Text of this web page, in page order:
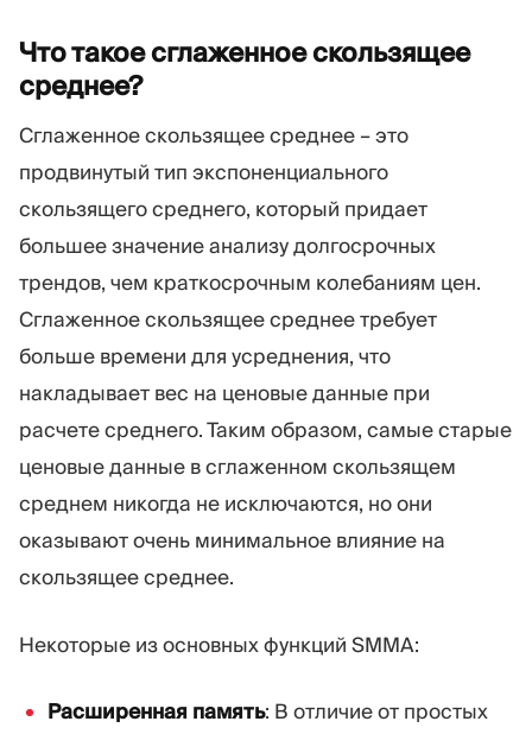
Что такое сглаженное скользящее
среднее?
Сглаженное скользящее среднее – это
продвинутый тип экспоненциального
скользящего среднего, который придает
большее значение анализу долгосрочных
трендов, чем краткосрочным колебаниям цен.
Сглаженное скользящее среднее требует
больше времени для усреднения, что
накладывает вес на ценовые данные при
расчете среднего. Таким образом, самые старые
ценовые данные в сглаженном скользящем
среднем никогда не исключаются, но они
оказывают очень минимальное влияние на
скользящее среднее.
Некоторые из основных функций SMMA:
Расширенная память: В отличие от простых